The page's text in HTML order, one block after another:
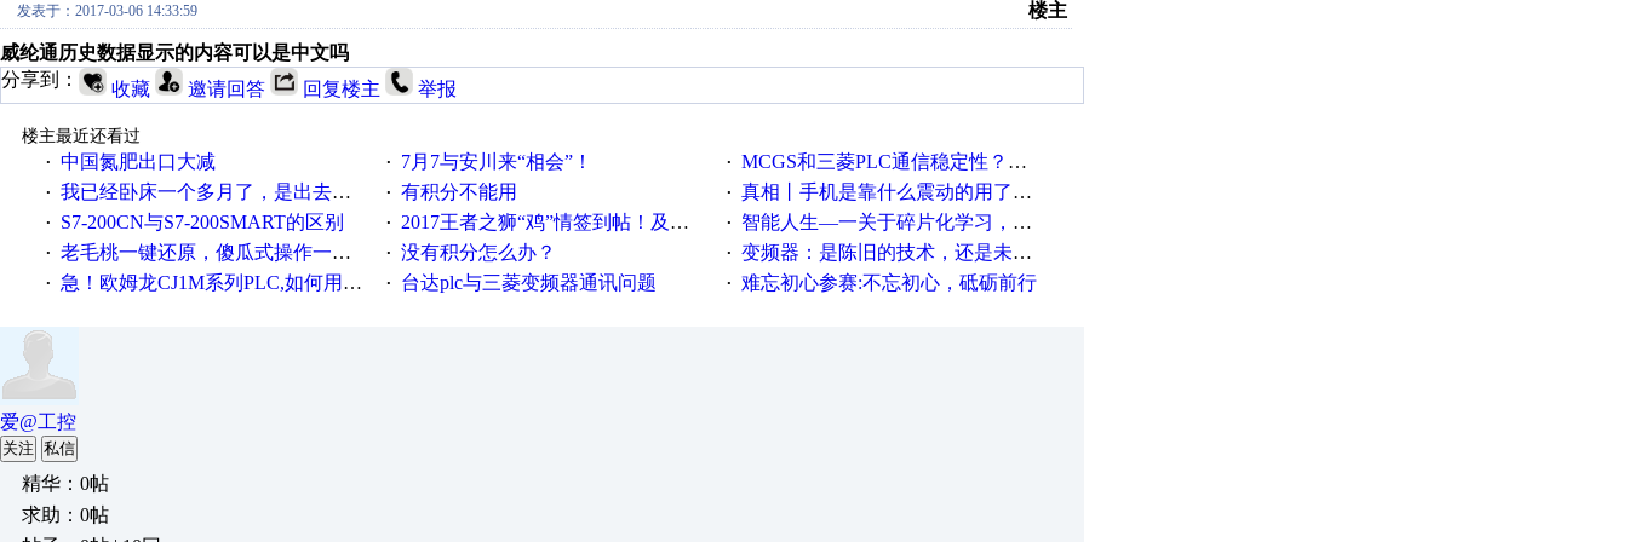
发表于：2017-03-06 14:33:59 楼主
威纶通历史数据显示的内容可以是中文吗
分享到：
收藏 邀请回答 回复楼主 举报
楼主最近还看过
· 中国氮肥出口大减 · 7月7与安川来“相会”！ · MCGS和三菱PLC通信稳定性？？？
· 我已经卧床一个多月了，是出去安装机械手在高速遭遇车祸所致:大家工作都要特别注意啊 · 有积分不能用 · 真相丨手机是靠什么震动的用了这么多年才知道！
· S7-200CN与S7-200SMART的区别 · 2017王者之狮“鸡”情签到帖！及时更新在线研讨会预告 · 智能人生—一关于碎片化学习，看这一篇就够了！
· 老毛桃一键还原，傻瓜式操作一键轻松备份还原；程序为向导式安装，一键即可实现自动备份或还原系统。 · 没有积分怎么办？ · 变频器：是陈旧的技术，还是未来的幕后英雄？
· 急！欧姆龙CJ1M系列PLC,如何用时间控制变频器。要求时间在组态王中可以自由输入！拜托各位大神了！ · 台达plc与三菱变频器通讯问题 · 难忘初心参赛:不忘初心，砥砺前行
爱@工控
关注 私信
精华：0帖
求助：0帖